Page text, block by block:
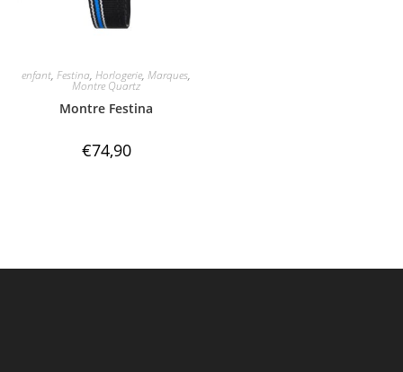
enfant,Festina,Horlogerie,Marques,
Montre Quartz
Montre Festina
€74,90